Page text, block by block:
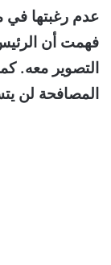
عدم رغبتها في
فهمت أن
التصوير معه.
المصافحة